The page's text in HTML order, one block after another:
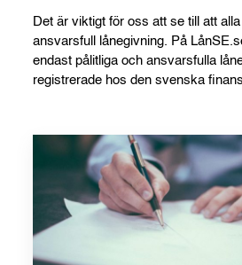
Det är viktigt för oss att se till att
ansvarsfull lånegivning. På
endast pålitliga och ansvarsfulla
registrerade hos den svenska